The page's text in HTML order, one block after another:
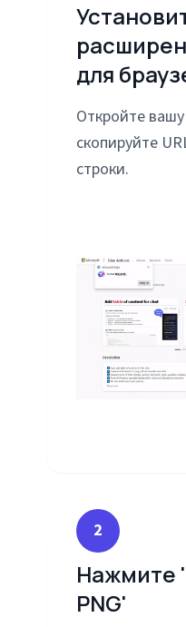
для
Откройте
скопируйте
строки.
2
Нажмите
PNG'